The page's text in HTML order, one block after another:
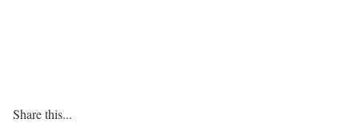
Share this...